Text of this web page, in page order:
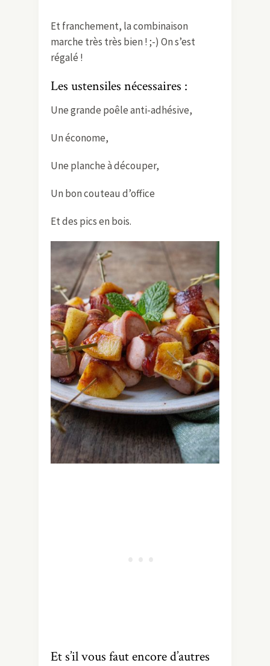
Et franchement, la combinaison
marche très très bien ! ;-) On s’est
régalé !
Les ustensiles nécessaires :
Une grande poêle anti-adhésive,
Un économe,
Une planche à découper,
Un bon couteau d’office
Et des pics en bois.
Et s’il vous faut encore d’autres